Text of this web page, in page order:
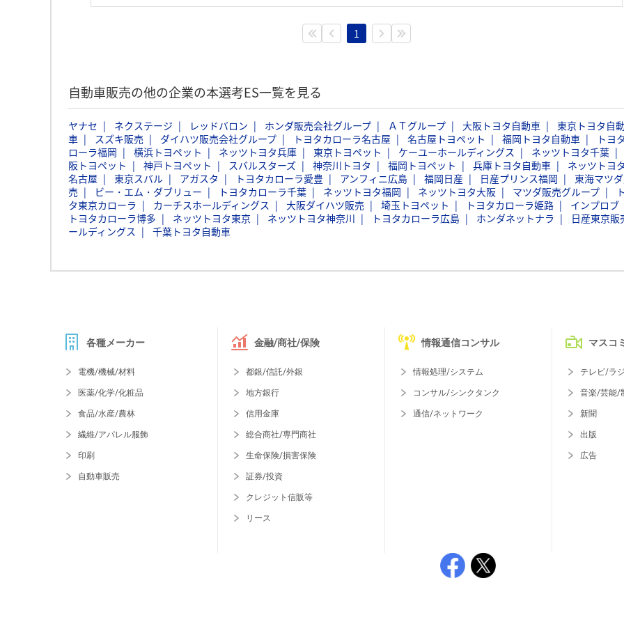
1
自動車販売の他の企業の本選考ES一覧を見る
ヤナセ ネクステージ レッドバロン ホンダ販売会社グループ ＡＴグループ 大阪トヨタ自動車
東京トヨタ自動
車
スズキ販売 ダイハツ販売会社グループ トヨタカローラ名古屋 名古屋トヨペット 福岡トヨタ自動車
トヨ
ローラ福岡
横浜トヨペット ネッツトヨタ兵庫 東京トヨペット ケーユーホールディングス ネッツトヨタ千葉
阪トヨペット
神戸トヨペット スバルスターズ 神奈川トヨタ 福岡トヨペット 兵庫トヨタ自動車
ネッツトヨ
名古屋
東京スバル アガスタ トヨタカローラ愛豊 アンフィニ広島 福岡日産 日産プリンス福岡
東海マツ
売
ビー・エム・ダブリュー トヨタカローラ千葉 ネッツトヨタ福岡 ネッツトヨタ大阪 マツダ販売グループ
タ東京カローラ
カーチスホールディングス 大阪ダイハツ販売 埼玉トヨペット トヨタカローラ姫路
インプロブ
トヨタカローラ博多
ネッツトヨタ東京 ネッツトヨタ神奈川 トヨタカローラ広島 ホンダネットナラ
日産東京販
ールディングス
千葉トヨタ自動車
各種メーカー
電機/機械/材料
医薬/化学/化粧品
食品/水産/農林
繊維/アパレル服飾
印刷
自動車販売
金融/商社/保険
都銀/信託/外銀
地方銀行
信用金庫
総合商社/専門商社
生命保険/損害保険
証券/投資
クレジット信販等
リース
情報通信コンサル
情報処理/システム
コンサル/シンクタンク
通信/ネットワーク
マスコミ
テレビ/ラ
音楽/芸能/
新聞
出版
広告